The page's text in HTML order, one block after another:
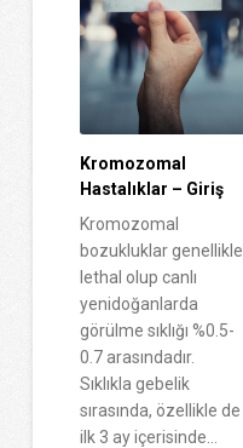
Kromozomal
Hastalıklar – Giriş
Kromozomal
bozukluklar genellikle
lethal olup canlı
yenidoğanlarda
görülme sıklığı %0.5-
0.7 arasındadır.
Sıklıkla gebelik
sırasında, özellikle de
ilk 3 ay içerisinde…